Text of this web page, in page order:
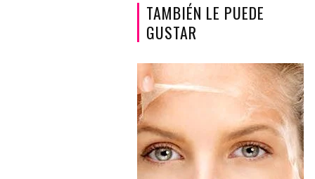
TAMBIÉN LE PUEDE
GUSTAR